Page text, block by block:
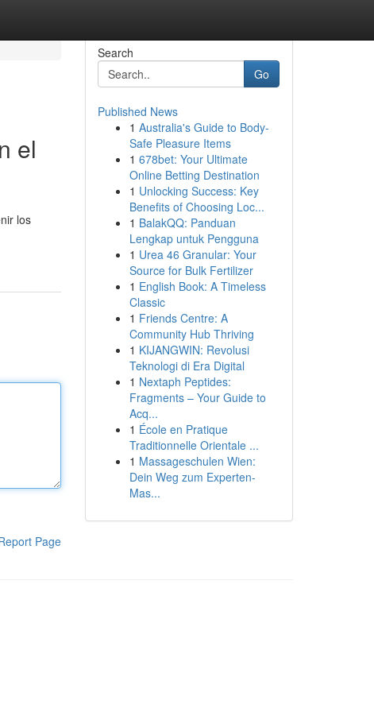
el
los
Page
Search
Go
Published News
1 Australia's Guide to Body-
Safe Pleasure Items
1 678bet: Your Ultimate
Online Betting Destination
1 Unlocking Success: Key
Benefits of Choosing Loc...
1 BalakQQ: Panduan
Lengkap untuk Pengguna
1 Urea 46 Granular: Your
Source for Bulk Fertilizer
1 English Book: A Timeless
Classic
1 Friends Centre: A
Community Hub Thriving
1 KIJANGWIN: Revolusi
Teknologi di Era Digital
1 Nextaph Peptides:
Fragments – Your Guide to
Acq...
1 École en Pratique
Traditionnelle Orientale ...
1 Massageschulen Wien:
Dein Weg zum Experten-
Mas...